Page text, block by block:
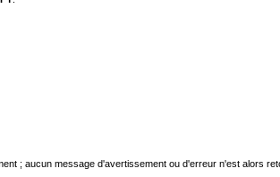
; aucun message d'avertissement ou d'erreur n'est alors